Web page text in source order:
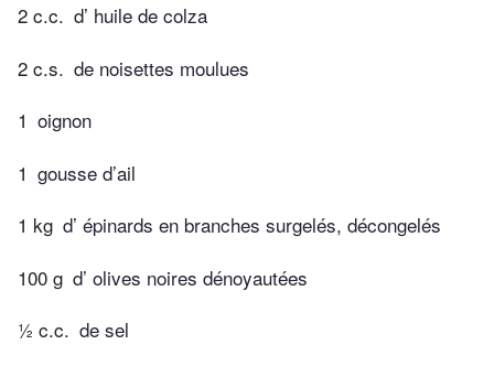
2 c.c. d’ huile de colza
2 c.s. de noisettes moulues
1 oignon
1 gousse d’ail
1 kg d’ épinards en branches surgelés, décongelés
100 g d’ olives noires dénoyautées
½ c.c. de sel